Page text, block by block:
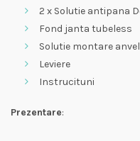
2 x Solutie antipana
Fond janta tubeless
Solutie montare
Leviere
Instrucituni
Prezentare: